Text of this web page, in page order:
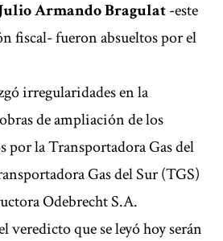
Armando Bragulat-este
fiscal- fueron absueltos por el
irregularidades en la
de ampliación de los
por la Transportadora Gas del
Gas del Sur (TGS)
Odebrecht S.A.
veredicto que se leyó hoy serán